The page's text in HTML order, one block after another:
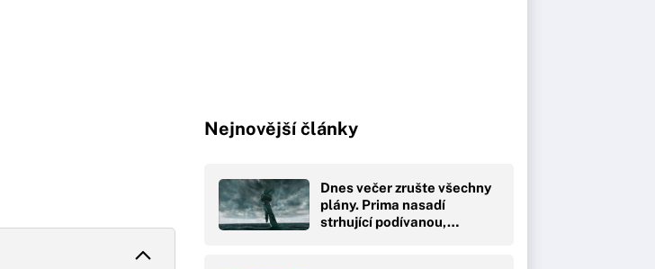
Nejnovější články
Dnes večer zrušte všechny
plány. Prima nasadí
strhující podívanou,…